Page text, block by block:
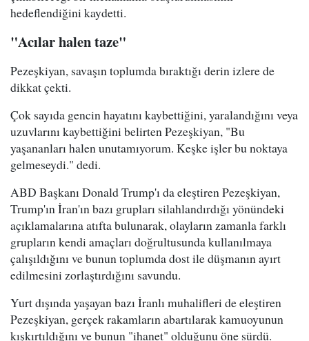
hedeflendiğini kaydetti.
"Acılar halen taze"
Pezeşkiyan, savaşın toplumda bıraktığı derin izlere de
dikkat çekti.
Çok sayıda gencin hayatını kaybettiğini, yaralandığını veya
uzuvlarını kaybettiğini belirten Pezeşkiyan, "Bu
yaşananları halen unutamıyorum. Keşke işler bu noktaya
gelmeseydi." dedi.
ABD Başkanı Donald Trump'ı da eleştiren Pezeşkiyan,
Trump'ın İran'ın bazı grupları silahlandırdığı yönündeki
açıklamalarına atıfta bulunarak, olayların zamanla farklı
grupların kendi amaçları doğrultusunda kullanılmaya
çalışıldığını ve bunun toplumda dost ile düşmanın ayırt
edilmesini zorlaştırdığını savundu.
Yurt dışında yaşayan bazı İranlı muhalifleri de eleştiren
Pezeşkiyan, gerçek rakamların abartılarak kamuoyunun
kışkırtıldığını ve bunun "ihanet" olduğunu öne sürdü.